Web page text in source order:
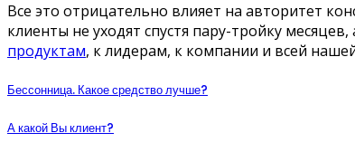
Все это отрицательно влияет на авторитет
клиенты не уходят спустя пару-тройку
продуктам, к лидерам, к компании и всей
Бессонница. Какое средство лучше?
А какой Вы клиент?